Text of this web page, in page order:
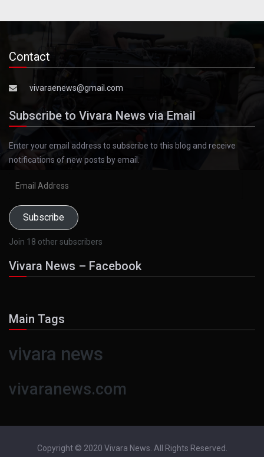
Contact
vivaraenews@gmail.com
Subscribe to Vivara News via Email
Enter your email address to subscribe to this blog and receive
notifications of new posts by email.
Subscribe
Join 18 other subscribers
Vivara News – Facebook
Main Tags
vivara news
vivaranews.com
Copyright © 2020 Vivara News. All Rights Reserved.